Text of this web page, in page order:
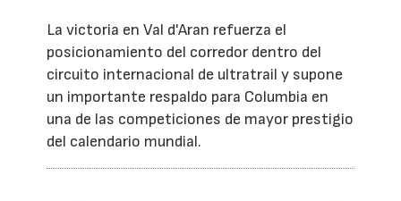
La victoria en Val d'Aran refuerza el
posicionamiento del corredor dentro del
circuito internacional de ultratrail y supone
un importante respaldo para Columbia en
una de las competiciones de mayor prestigio
del calendario mundial.